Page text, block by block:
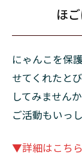
ほ
にゃんこを保
せてくれたと
してみませんか
ご活動もいっ
▼詳細はこち